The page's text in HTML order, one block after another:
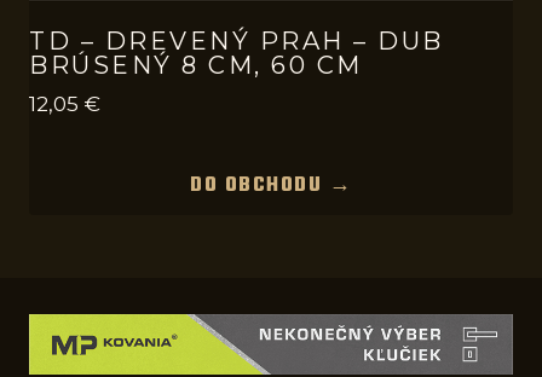
TD – DREVENÝ PRAH – DUB
BRÚSENÝ 8 CM, 60 CM
12,05 €
DO OBCHODU →